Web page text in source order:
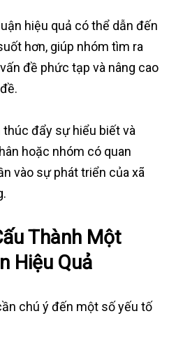
hiệu quả có thể dẫn đến
hơn, giúp nhóm tìm ra
đề phức tạp và nâng cao
thúc đẩy sự hiểu biết và
hoặc nhóm có quan
vào sự phát triển của xã
Thành Một
Hiệu Quả
chú ý đến một số yếu tố